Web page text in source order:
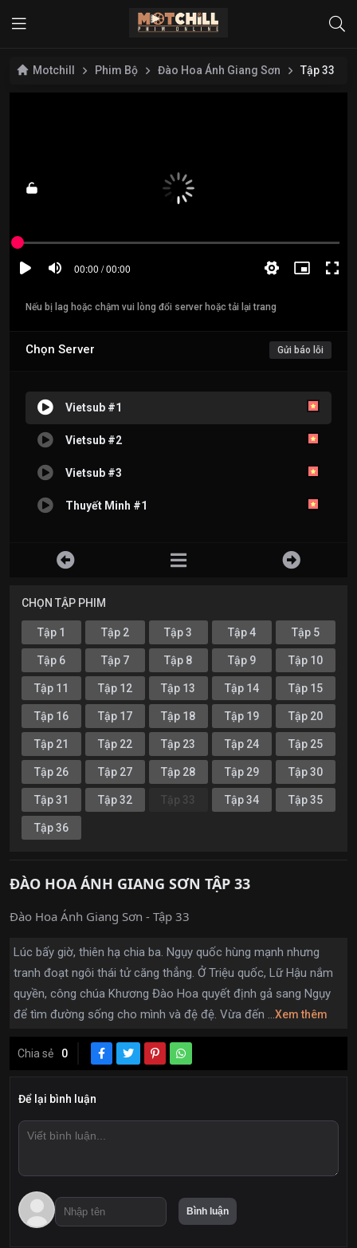
Motchill Phim Bộ Đào Hoa Ánh Giang Sơn Tập 33
Nếu bị lag hoặc chậm vui lòng đổi server hoặc tải lại trang
Chọn Server Gửi báo lỗi
Vietsub #1
Vietsub #2
Vietsub #3
Thuyết Minh #1
CHỌN TẬP PHIM
Tập 1 Tập 2 Tập 3 Tập 4 Tập 5
Tập 6 Tập 7 Tập 8 Tập 9 Tập 10
Tập 11 Tập 12 Tập 13 Tập 14 Tập 15
Tập 16 Tập 17 Tập 18 Tập 19 Tập 20
Tập 21 Tập 22 Tập 23 Tập 24 Tập 25
Tập 26 Tập 27 Tập 28 Tập 29 Tập 30
Tập 31 Tập 32 Tập 33 Tập 34 Tập 35
Tập 36
ĐÀO HOA ÁNH GIANG SƠN TẬP 33
Đào Hoa Ánh Giang Sơn - Tập 33
Lúc bấy giờ, thiên hạ chia ba. Ngụy quốc hùng mạnh nhưng
tranh đoạt ngôi thái tử căng thẳng. Ở Triệu quốc, Lữ Hậu nắm
quyền, công chúa Khương Đào Hoa quyết định gả sang Ngụy
để tìm đường sống cho mình và đệ đệ. Vừa đến ...Xem thêm
Chia sẻ 0
Để lại bình luận